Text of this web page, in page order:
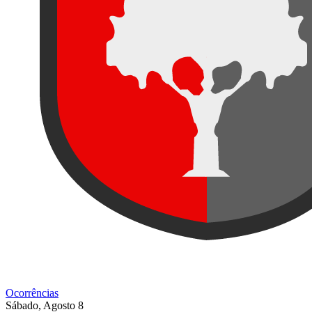
Ocorrências
Sábado, Agosto 8